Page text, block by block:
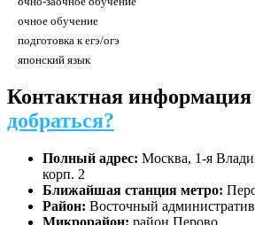
очное обучение
подготовка к егэ/огэ
японский язык
Контактная информация
добраться?
Полный адрес: Москва, 1-я
корп. 2
Ближайшая станция метро:
Район: Восточный
Микрорайон: район Перово